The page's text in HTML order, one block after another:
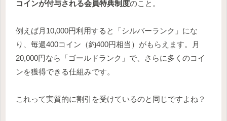
コインが付与される会員特典制度のこと。
例えば月10,000円利用すると「シルバーランク」にな
り、毎週400コイン（約400円相当）がもらえます。月
20,000円なら「ゴールドランク」で、さらに多くのコイ
ンを獲得できる仕組みです。
これって実質的に割引を受けているのと同じですよね？